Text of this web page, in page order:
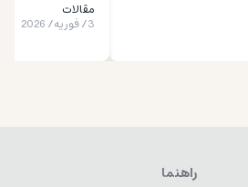
مقالات
3
/فوریه/
2026
راهنما